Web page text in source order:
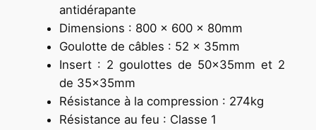
antidérapante
Dimensions : 800 x 600 x 80mm
Goulotte de câbles : 52 x 35mm
Insert : 2 goulottes de 50x35mm et 2
de 35x35mm
Résistance à la compression : 274kg
Résistance au feu : Classe 1